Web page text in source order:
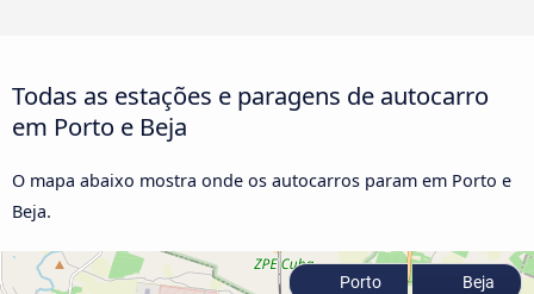
Todas as estações e paragens de autocarro
em Porto e Beja
O mapa abaixo mostra onde os autocarros param em Porto e
Beja.
Porto Beja